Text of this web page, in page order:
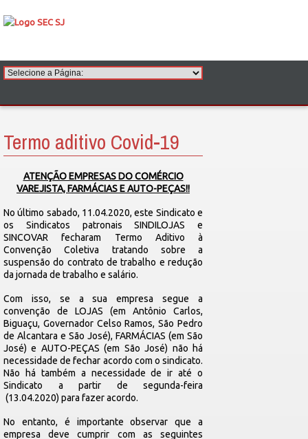
Termo aditivo Covid-19
ATENÇÃO EMPRESAS DO COMÉRCIO
VAREJISTA, FARMÁCIAS E AUTO-PEÇAS!!
No último sabado, 11.04.2020, este Sindicato e
os Sindicatos patronais SINDILOJAS e
SINCOVAR fecharam Termo Aditivo à
Convenção Coletiva tratando sobre a
suspensão do contrato de trabalho e redução
da jornada de trabalho e salário.
Com isso, se a sua empresa segue a
convenção de LOJAS (em Antônio Carlos,
Biguaçu, Governador Celso Ramos, São Pedro
de Alcantara e São José), FARMÁCIAS (em São
José) e AUTO-PEÇAS (em São José) não há
necessidade de fechar acordo com o sindicato.
Não há também a necessidade de ir até o
Sindicato a partir de segunda-feira
(13.04.2020) para fazer acordo.
No entanto, é importante observar que a
empresa deve cumprir com as seguintes